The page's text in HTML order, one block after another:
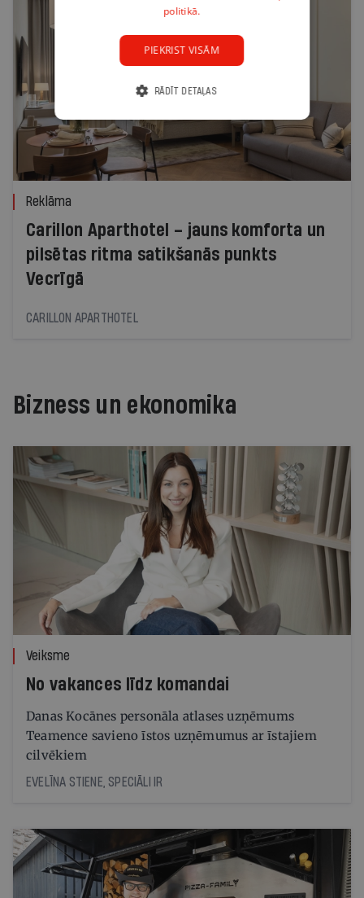
Reklāma
Carillon Aparthotel – jauns komforta un
pilsētas ritma satikšanās punkts
Vecrīgā
CARILLON APARTHOTEL
Bizness un ekonomika
Veiksme
No vakances līdz komandai
Danas Kocānes personāla atlases uzņēmums
Teamence savieno īstos uzņēmumus ar īstajiem
cilvēkiem
EVELĪNA STIENE, SPECIĀLI IR
politikā.
PIEKRIST VISĀM
RĀDĪT DETAĻAS